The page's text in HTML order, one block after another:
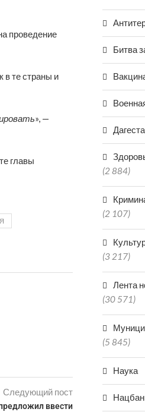
проведение
в те страны и
», —
главы
Следующий пост
ввести
Битва
(2 884)
(2 107)
(3 217)
Лента
(30 571)
(5 845)
Наука